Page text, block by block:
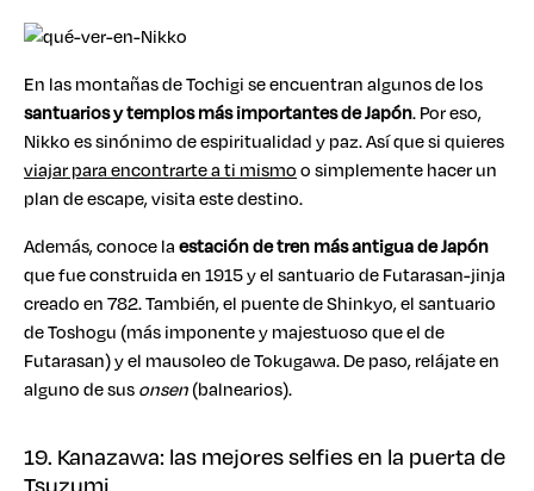
En las montañas de Tochigi se encuentran algunos de los
santuarios y templos más importantes de Japón. Por eso,
Nikko es sinónimo de espiritualidad y paz. Así que si quieres
viajar para encontrarte a ti mismoo simplemente hacer un
plan de escape, visita este destino.
Además, conoce laestación de tren más antigua de Japón
que fue construida en 1915 y el santuario de Futarasan-jinja
creado en 782. También, el puente de Shinkyo, el santuario
de Toshogu (más imponente y majestuoso que el de
Futarasan) y el mausoleo de Tokugawa. De paso, relájate en
alguno de susonsen(balnearios).
19. Kanazawa: las mejores selfies en la puerta de